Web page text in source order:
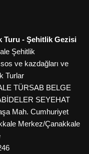
Turu - Şehitlik Gezisi
Şehitlik
ve kazdağları ve
Turlar
TÜRSAB BELGE
SEYEHAT
Mah. Cumhuriyet
Merkez/Çanakkale